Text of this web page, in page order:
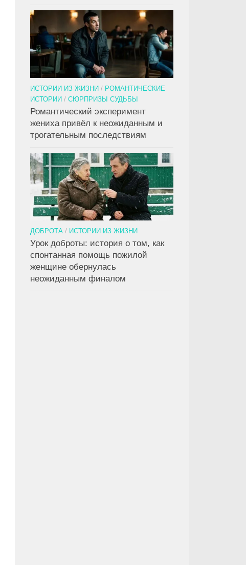
ИСТОРИИ ИЗ ЖИЗНИ / РОМАНТИЧЕСКИЕ
ИСТОРИИ / СЮРПРИЗЫ СУДЬБЫ
Романтический эксперимент
жениха привёл к неожиданным и
трогательным последствиям
ДОБРОТА / ИСТОРИИ ИЗ ЖИЗНИ
Урок доброты: история о том, как
спонтанная помощь пожилой
женщине обернулась
неожиданным финалом